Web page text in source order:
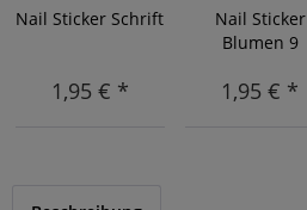
Nail Sticker Schrift
1,95 € *
Nail Sticker
Blumen 9
1,95 € *